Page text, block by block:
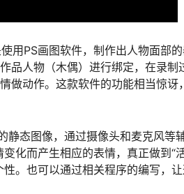
PS画图软件，制作出人物面部
人物（木偶）进行绑定，在录制
动作。这款软件的功能相当惊讶
态图像，通过摄像头和麦克风等
化而产生相应的表情，真正做到“
。也可以通过相关程序的编写，